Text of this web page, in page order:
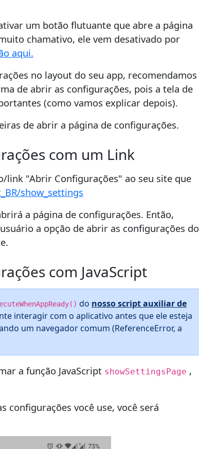
um botão flutuante que abre a página
chamativo, ele vem desativado por
aqui.
no layout do seu app, recomendamos
de abrir as configurações, pois a tela de
(como vamos explicar depois).
de abrir a página de configurações.
com um Link
link "Abrir Configurações" ao seu site que
show_settings
a página de configurações. Então,
a opção de abrir as configurações do
com JavaScript
do nosso script auxiliar de
interagir com o aplicativo antes que ele esteja
um navegador comum (ReferenceError, a
a função JavaScript showSettingsPage ,
configurações você use, você será